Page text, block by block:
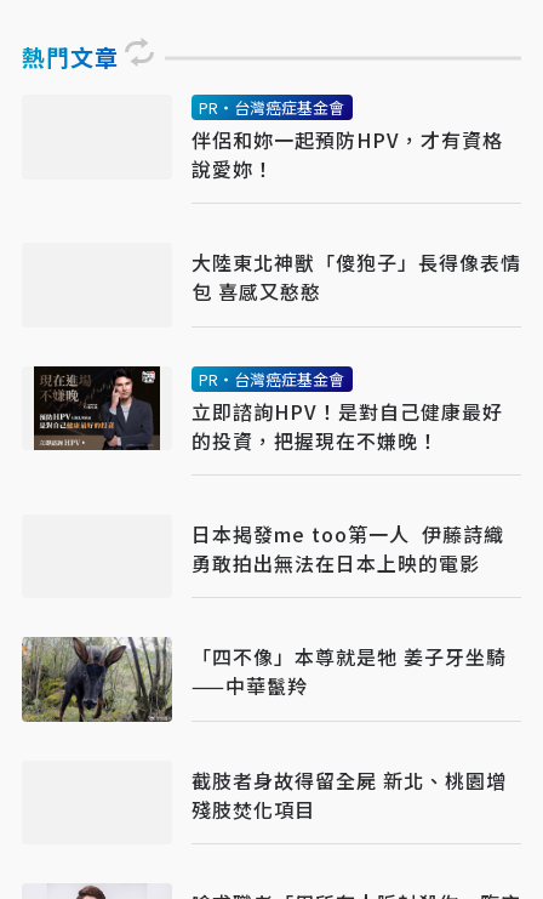
熱門文章
PR・台灣癌症基金會
伴侶和妳一起預防HPV，才有資格
說愛妳！
大陸東北神獸「傻狍子」長得像表情
包 喜感又憨憨
PR・台灣癌症基金會
立即諮詢HPV！是對自己健康最好
的投資，把握現在不嫌晚！
日本揭發me too第一人 伊藤詩織
勇敢拍出無法在日本上映的電影
「四不像」本尊就是牠 姜子牙坐騎
——中華鬣羚
截肢者身故得留全屍 新北、桃園增
殘肢焚化項目